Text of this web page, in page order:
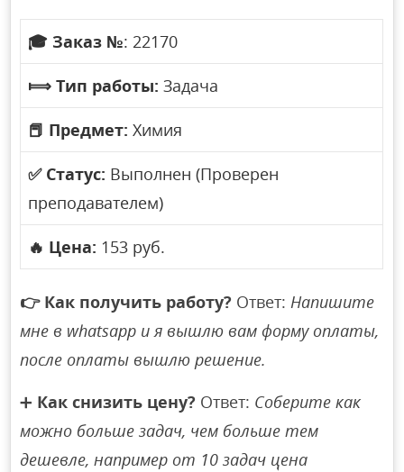
🎓 Заказ №: 22170
⟾ Тип работы: Задача
📕 Предмет: Химия
✅ Статус: Выполнен (Проверен
преподавателем)
🔥 Цена: 153 руб.
👉 Как получить работу? Ответ:Напишите
мне в whatsapp и я вышлю вам форму оплаты,
после оплаты вышлю решение.
➕ Как снизить цену? Ответ: Соберите как
можно больше задач, чем больше тем
дешевле, например от 10 задач цена